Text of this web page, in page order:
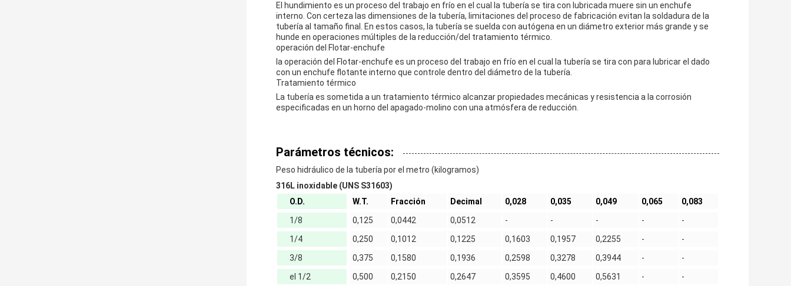
El hundimiento es un proceso del trabajo en frío en el cual la tubería se tira con lubricada muere sin un enchufe
interno. Con certeza las dimensiones de la tubería, limitaciones del proceso de fabricación evitan la soldadura de la
tubería al tamaño final. En estos casos, la tubería se suelda con autógena en un diámetro exterior más grande y se
hunde en operaciones múltiples de la reducción/del tratamiento térmico.
operación del Flotar-enchufe
la operación del Flotar-enchufe es un proceso del trabajo en frío en el cual la tubería se tira con para lubricar el dado
con un enchufe flotante interno que controle dentro del diámetro de la tubería.
Tratamiento térmico
La tubería es sometida a un tratamiento térmico alcanzar propiedades mecánicas y resistencia a la corrosión
especificadas en un horno del apagado-molino con una atmósfera de reducción.
Parámetros técnicos:
Peso hidráulico de la tubería por el metro (kilogramos)
316L inoxidable (UNS S31603)
O.D.
W.T. Fracción Decimal 0,028 0,035 0,049 0,065
0,083
1/8
0,125 0,0442 0,0512 - - - -
-
1/4
0,250 0,1012 0,1225 0,1603 0,1957 0,2255 -
-
3/8
0,375 0,1580 0,1936 0,2598 0,3278 0,3944 -
-
el 1/2
0,500 0,2150 0,2647 0,3595 0,4600 0,5631 -
-